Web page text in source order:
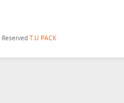
T.U PACK